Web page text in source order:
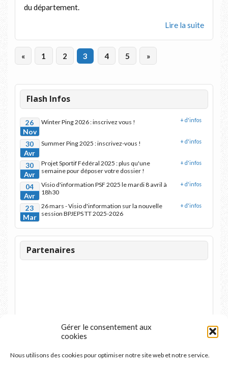
Gérer le consentement aux
cookies
Nous utilisons des cookies pour optimiser notre site web et notre service.
du département.
Lire la suite
« 1 2 3 4 5 »
Flash Infos
26
Nov
Winter Ping 2026 : inscrivez vous ! + d'infos
30
Avr
Summer Ping 2025 : inscrivez-vous ! + d'infos
30
Avr
Projet Sportif Fédéral 2025 : plus qu'une
semaine pour déposer votre dossier !
+ d'infos
04
Avr
Visio d'information PSF 2025 le mardi 8 avril à
18h30
+ d'infos
23
Mar
26 mars - Visio d'information sur la nouvelle
session BPJEPS TT 2025-2026
+ d'infos
Partenaires